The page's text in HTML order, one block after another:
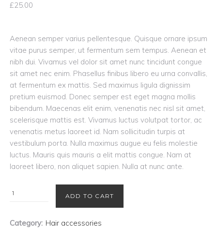
£25.00
Aenean semper varius pellentesque. Quisque ornare ipsum
vitae purus semper, ut fermentum sem tempus. Aenean et
nibh dui. Vivamus vel dolor sit amet nunc tincidunt congue
sit amet nec enim. Phasellus finibus libero eu urna convallis,
at fermentum ex mattis. Sed maximus ligula dignissim
pretium euismod. Donec semper est eget magna mollis
bibendum. Maecenas elit enim, venenatis nec nisl sit amet,
scelerisque mattis est. Vivamus luctus volutpat tortor, ac
venenatis metus laoreet id. Nam sollicitudin turpis at
vestibulum porta. Nulla maximus augue eu felis molestie
luctus. Mauris quis mauris a elit mattis congue. Nam at
laoreet libero, non aliquet sapien. Nulla at nunc ante.
Hair
quantity
ADD TO CART
Category: Hair accessories